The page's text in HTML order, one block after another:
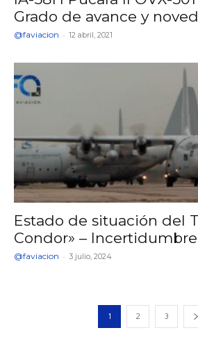
Grado de avance y
@faviacion - 12 abril, 2021
Estado de situación del
Condor» – Incertidumbre
@faviacion - 3 julio, 2024
1 2 3